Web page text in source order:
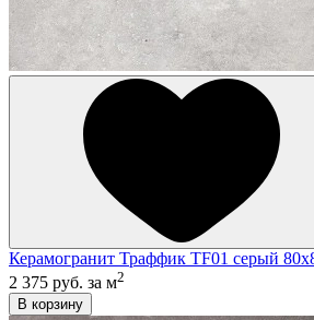
Керамогранит Траффик TF01 серый
2 375 руб. за м2
В корзину